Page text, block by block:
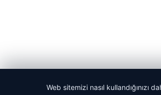
Web sitemizi nasıl